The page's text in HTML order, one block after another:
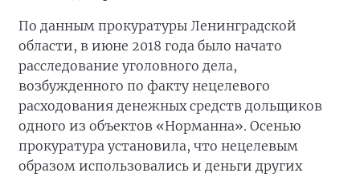
По данным прокуратуры Ленинградской
области, в июне 2018 года было начато
расследование уголовного дела,
возбужденного по факту нецелевого
расходования денежных средств дольщиков
одного из объектов «Норманна». Осенью
прокуратура установила, что нецелевым
образом использовались и деньги других